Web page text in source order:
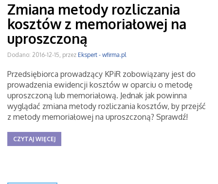
Zmiana metody rozliczania
kosztów z memoriałowej na
uproszczoną
Dodano: 2016-12-15, przez Ekspert - wfirma.pl
Przedsiębiorca prowadzący KPiR zobowiązany jest do
prowadzenia ewidencji kosztów w oparciu o metodę
uproszczoną lub memoriałową. Jednak jak powinna
wyglądać zmiana metody rozliczania kosztów, by przejść
z metody memoriałowej na uproszczoną? Sprawdź!
CZYTAJ WIĘCEJ